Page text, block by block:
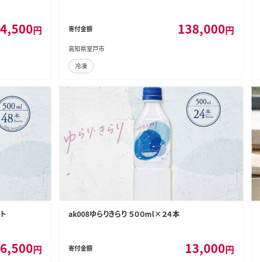
円 寄付金額 138,000円
高知県室戸市
冷凍
円
ak008ゆらりきらり ５００ml×２４本
寄付金額 13,000円